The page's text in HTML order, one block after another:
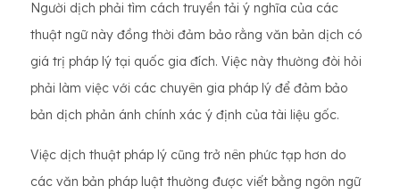
Người dịch phải tìm cách truyền tải ý nghĩa của các
thuật ngữ này đồng thời đảm bảo rằng văn bản dịch có
giá trị pháp lý tại quốc gia đích. Việc này thường đòi hỏi
phải làm việc với các chuyên gia pháp lý để đảm bảo
bản dịch phản ánh chính xác ý định của tài liệu gốc.
Việc dịch thuật pháp lý cũng trở nên phức tạp hơn do
các văn bản pháp luật thường được viết bằng ngôn ngữ